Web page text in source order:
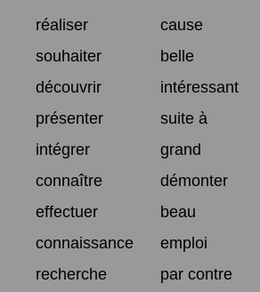
réaliser
cause
souhaiter
belle
découvrir
intéressant
présenter
suite à
intégrer
grand
connaître
démonter
effectuer
beau
connaissance
emploi
recherche
par contre